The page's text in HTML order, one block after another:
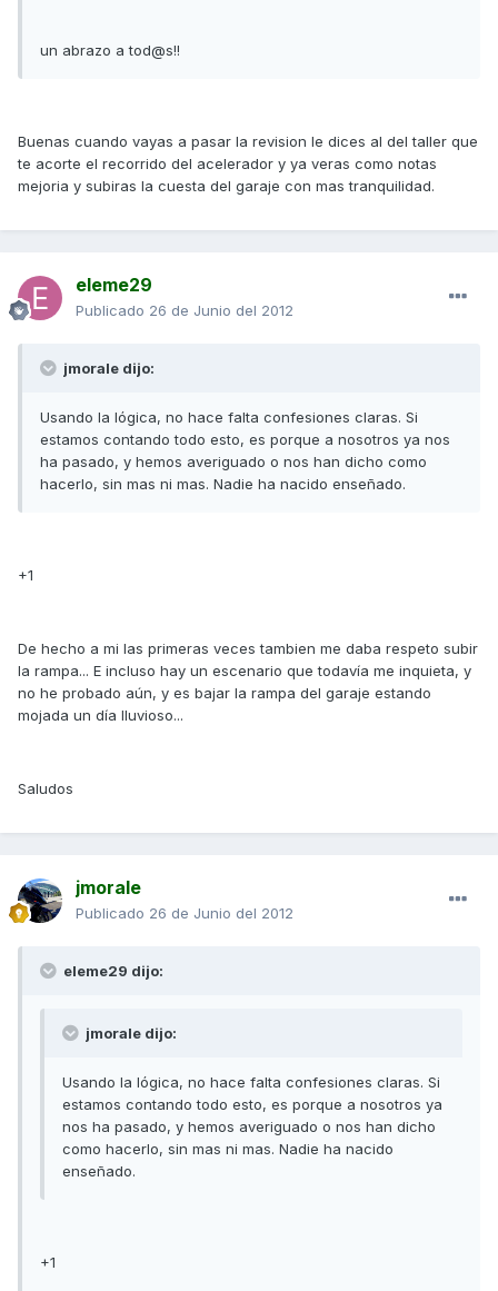
un abrazo a tod@s!!
Buenas cuando vayas a pasar la revision le dices al del taller que
te acorte el recorrido del acelerador y ya veras como notas
mejoria y subiras la cuesta del garaje con mas tranquilidad.
eleme29
Publicado 26 de Junio del 2012
jmorale dijo:
Usando la lógica, no hace falta confesiones claras. Si
estamos contando todo esto, es porque a nosotros ya nos
ha pasado, y hemos averiguado o nos han dicho como
hacerlo, sin mas ni mas. Nadie ha nacido enseñado.
+1
De hecho a mi las primeras veces tambien me daba respeto subir
la rampa... E incluso hay un escenario que todavía me inquieta, y
no he probado aún, y es bajar la rampa del garaje estando
mojada un día lluvioso...
Saludos
jmorale
Publicado 26 de Junio del 2012
eleme29 dijo:
jmorale dijo:
Usando la lógica, no hace falta confesiones claras. Si
estamos contando todo esto, es porque a nosotros ya
nos ha pasado, y hemos averiguado o nos han dicho
como hacerlo, sin mas ni mas. Nadie ha nacido
enseñado.
+1